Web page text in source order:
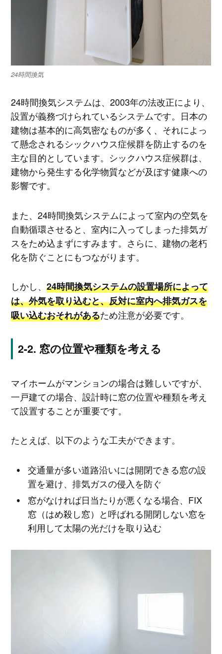
24時間換気
24時間換気システムは、2003年の法改正により、
設置が義務づけられているシステムです。日本の
建物は基本的に高気密なものが多く、それによっ
て懸念されるシックハウス症候群を防止するのを
主な目的としています。シックハウス症候群は、
建物から発生する化学物質などが及ぼす健康への
影響です。
また、24時間換気システムによって室内の空気を
自動循環させると、室内に入ってしまった排気ガ
スをため込まずにすみます。さらに、建物の老朽
化を防ぐことにもつながります。
しかし、 24時間換気システムの設置場所によって
は、外気を取り込むと、反対に室内へ排気ガスを
吸い込むおそれがあるため注意が必要です。
窓の位置や種類を考える
マイホームがマンションの場合は難しいですが、
一戸建ての場合、設計時に窓の位置や種類を考え
て設置することが重要です。
たとえば、以下のような工夫ができます。
交通量が多い道路沿いには開閉できる窓の設
置を避け、排気ガスの侵入を防ぐ
窓がなければ日当たりが悪くなる場合、FIX
窓（はめ殺し窓）と呼ばれる開閉しない窓を
利用して太陽の光だけを取り込む